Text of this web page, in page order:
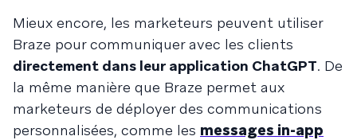
Mieux encore, les marketeurs peuvent utiliser
Braze pour communiquer avec les clients
directement dans leur application ChatGPT. De
la même manière que Braze permet aux
marketeurs de déployer des communications
personnalisées, comme les messages in-app